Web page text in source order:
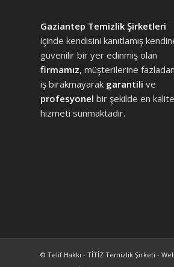
Gaziantep Temizlik Şirketleri
içinde kendisini kanıtlamış
güvenilir bir yer edinmiş olan
firmamız, müşterilerine
iş bırakmayarak garantili ve
profesyonel bir şekilde en
hizmeti sunmaktadır.
© Telif Hakkı - TİTİZ Temizlik Şirketi -